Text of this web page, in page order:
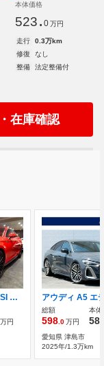
本体価格
523. 0 万円
走行
0.3万km
修復
なし
整備
法定整備付
在庫確認
アウディ A5 2.0 TFSI クワトロ スポーツ Sラインパッケージ 4WD 後期型2.0TFSIターボエンジン7速パドルS4WD
万円
総額
598 .0万円
本体
愛知県 津島市
2025年/1.3万km